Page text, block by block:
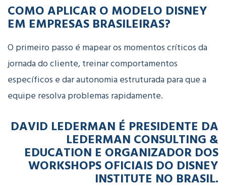
COMO APLICAR O MODELO DISNEY
EM EMPRESAS BRASILEIRAS?
O primeiro passo é mapear os momentos críticos da
jornada do cliente, treinar comportamentos
específicos e dar autonomia estruturada para que a
equipe resolva problemas rapidamente.
DAVID LEDERMAN É PRESIDENTE DA
LEDERMAN CONSULTING &
EDUCATION E ORGANIZADOR DOS
WORKSHOPS OFICIAIS DO DISNEY
INSTITUTE NO BRASIL.